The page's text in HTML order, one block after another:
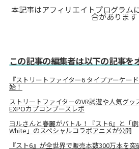
本記事はアフィリエイトプログラム
合があります
この記事の編集者は以下の記事を
『ストリートファイター6 タイプアーケー
始！
ストリートファイターのVR試遊や人気グ
EXPOカプコンブースレポ
ヨルさんと春麗がバトル！『スト6』と「劇
White」のスペシャルコラボアニメが公開
『スト6』が全世界で販売本数300万本を